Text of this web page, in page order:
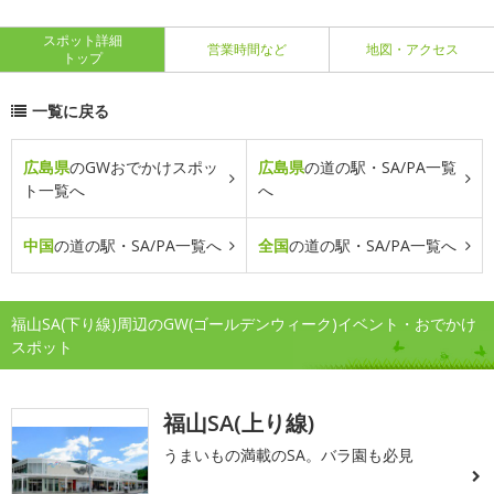
スポット詳細
トップ
営業時間など 地図・アクセス
一覧に戻る
広島県のGWおでかけスポッ
ト一覧へ
広島県の道の駅・SA/PA一覧
へ
中国の道の駅・SA/PA一覧へ 全国の道の駅・SA/PA一覧へ
福山SA(下り線)周辺のGW(ゴールデンウィーク)イベント・おでかけ
スポット
福山SA(上り線)
うまいもの満載のSA。バラ園も必見